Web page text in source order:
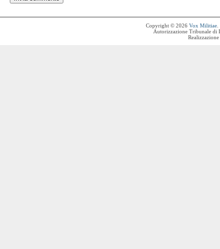
Copyright © 2026 Vox Militiae
Autorizzazione Tribunale di